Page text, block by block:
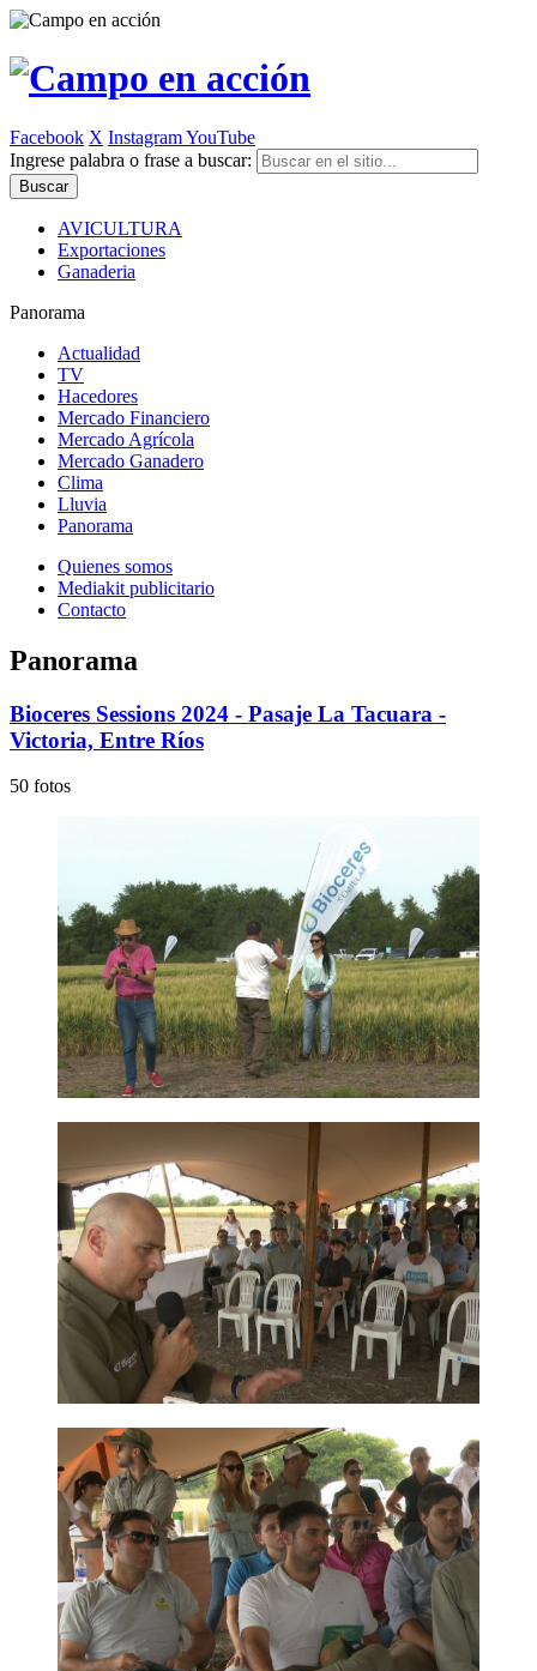
Facebook X InstagramYouTube
Ingrese palabra o frase a buscar:
AVICULTURA
Exportaciones
Ganaderia
Panorama
Actualidad
TV
Hacedores
Mercado Financiero
Mercado Agrícola
Mercado Ganadero
Clima
Lluvia
Panorama
Quienes somos
Mediakit publicitario
Contacto
Panorama
Bioceres Sessions 2024 - Pasaje La Tacuara -
Victoria, Entre Ríos
50 fotos